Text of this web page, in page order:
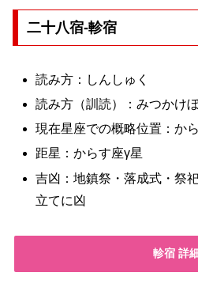
二十八宿-軫宿
読み方：しんしゅく
読み方（訓読）：みつかけ
現在星座での概略位置：か
距星：からす座γ星
吉凶：地鎮祭・落成式・祭
立てに凶
軫宿 詳